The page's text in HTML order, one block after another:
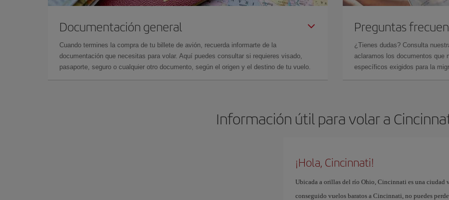
Documentación general
Cuando termines la compra de tu billete de avión, recuerda informarte de la
documentación que necesitas para volar. Aquí puedes consultar si requieres visado,
pasaporte, seguro o cualquier otro documento, según el origen y el destino de tu vuelo.
Preguntas
¿Tienes dudas? Consulta
aclaramos los documentos que
específicos exigidos para la
Información útil para volar a
¡Hola, Cincinnati!
Ubicada a orillas del río Ohio, Cincinnati es una ciudad
conseguido vuelos baratos a Cincinnati, no puedes